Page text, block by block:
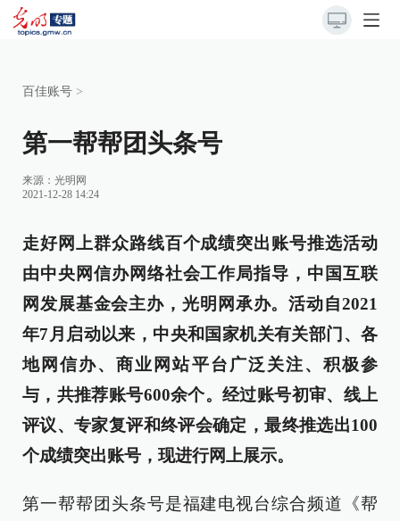
百佳账号 >
第一帮帮团头条号
来源：光明网
2021-12-28 14:24
走好网上群众路线百个成绩突出账号推选活动
由中央网信办网络社会工作局指导，中国互联
网发展基金会主办，光明网承办。活动自2021
年7月启动以来，中央和国家机关有关部门、各
地网信办、商业网站平台广泛关注、积极参
与，共推荐账号600余个。经过账号初审、线上
评议、专家复评和终评会确定，最终推选出100
个成绩突出账号，现进行网上展示。
第一帮帮团头条号是福建电视台综合频道《帮